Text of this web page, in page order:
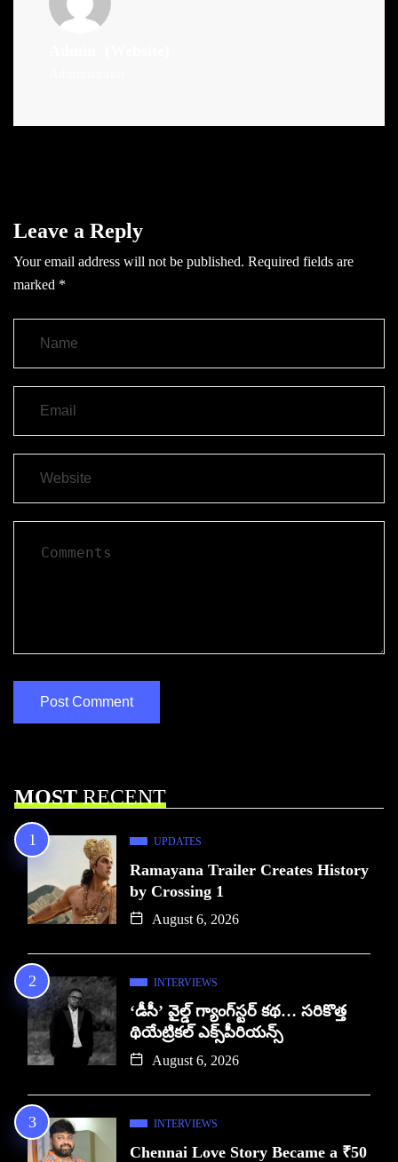
Leave a Reply
Your email address will not be published. Required fields are
marked *
MOSTRECENT
UPDATES
Ramayana Trailer Creates History
by Crossing 1
August 6, 2026
INTERVIEWS
‘డీసీ’ వైల్డ్ గ్యాంగ్‌స్టర్ కథ… సరికొత్త
థియేట్రికల్ ఎక్స్‌పీరియన్స్
August 6, 2026
INTERVIEWS
Chennai Love Story Became a ₹50